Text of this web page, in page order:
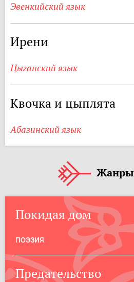
Эвенкийский язык
Ирени
Цыганский язык
Квочка и цыплята
Абазинский язык
Жанры
Покидая дом
ПОЭЗИЯ
Предательство